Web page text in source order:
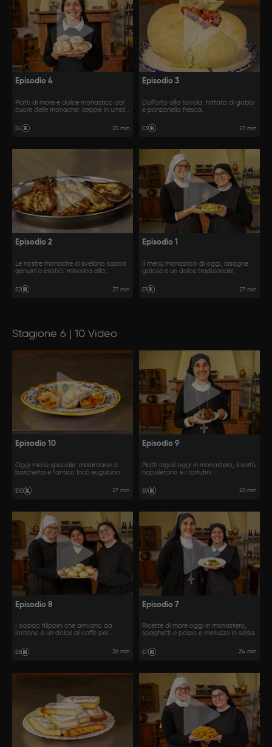
Episodio 4
Piatti di mare e dolce monastico dal
cuore delle monache: seppie in umido
E4 25 min
Episodio 3
Dall’orto alla tavola: frittata di gobbi
e panzanella fresca.
E3 27 min
Episodio 2
Le nostre monache ci svelano sapori
genuini e esotici: minestra alla
E2 27 min
Episodio 1
Il menù monastico di oggi, lasagne
golose e un dolce tradizionale.
E1 27 min
Stagione 6 | 10 Video
Episodio 10
Oggi menù speciale: melanzane a
barchetta e l’antico fricò eugubino.
E10 27 min
Episodio 9
Piatti regali oggi in monastero, il sartù
napoletano e i tartufini.
E9 25 min
Episodio 8
I siopao filippini che arrivano da
lontano e un dolce al caffè per
E8 26 min
Episodio 7
Ricette di mare oggi in monastero,
spaghetti e polpo e merluzzo in salsa.
E7 24 min